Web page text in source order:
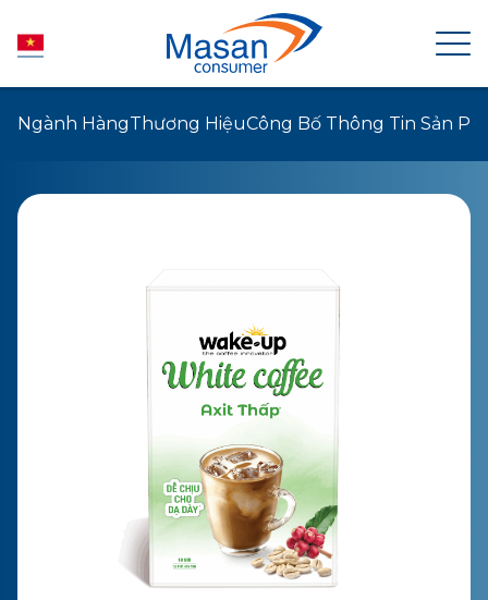
QUAN HỆ CỔ ĐÔNG
PHÁT TRIỂN BỀN VỮNG
Ngành HàngThương HiệuCông Bố Thông Tin Sản